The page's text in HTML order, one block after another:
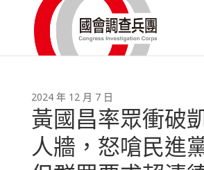
2024 年 12 月 7 日
黃國昌率眾衝破
人牆，怒嗆民進